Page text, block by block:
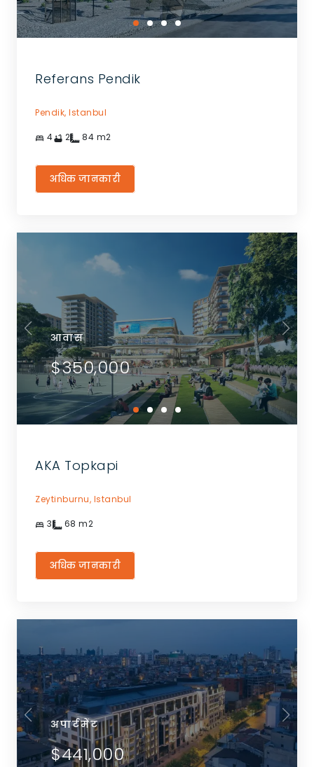
Referans Pendik
Pendik, Istanbul
4 2 84 m2
अधिक जानकारी
आवास
$350,000
AKA Topkapi
Zeytinburnu, Istanbul
3 68 m2
अधिक जानकारी
अपार्टमेंट
$441,000